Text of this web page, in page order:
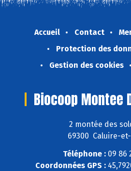
Accueil Contact
Protection des
Gestion des cookies
Biocoop Montee
2 montée des
69300 Caluire-
Téléphone :09 86
Coordonnées GPS :